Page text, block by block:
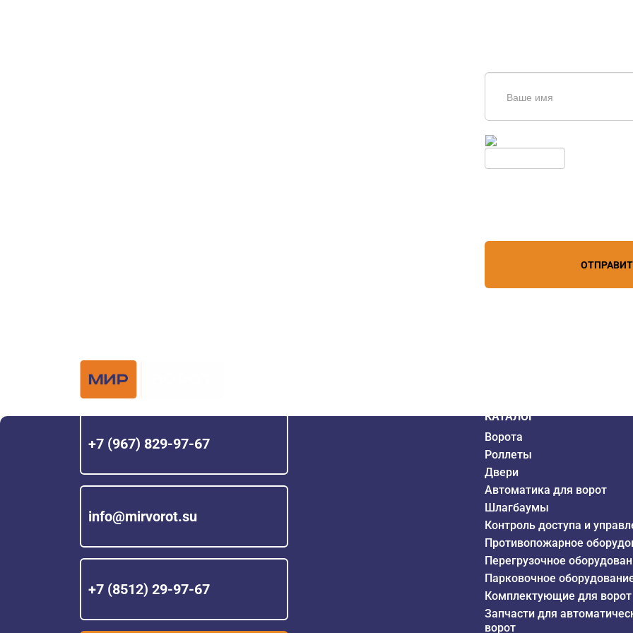
+7 (967) 829-97-67
info@mirvorot.su
+7 (8512) 29-97-67
КАТАЛОГ
Ворота
Роллеты
Двери
Автоматика для ворот
Шлагбаумы
Контроль доступа и
Противопожарное
Перегрузочное
Парковочное
Комплектующие для ворот
Запчасти для
ворот